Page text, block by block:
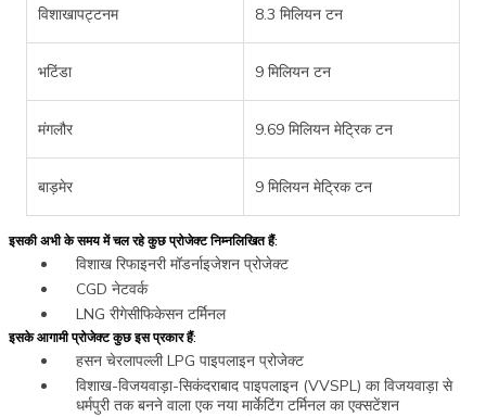
विशाखापट्टनम 8.3 मिलियन टन
भटिंडा 9 मिलियन टन
मंगलौर 9.69 मिलियन मेट्रिक टन
बाड़मेर 9 मिलियन मेट्रिक टन
इसकी अभी के समय में चल रहे कुछ प्रोजेक्ट निम्नलिखित हैं:
विशाख रिफाइनरी मॉडर्नाइजेशन प्रोजेक्ट
CGD नेटवर्क
LNG रीगेसीफिकेसन टर्मिनल
इसके आगामी प्रोजेक्ट कुछ इस प्रकार हैं:
हसन चेरलापल्ली LPG पाइपलाइन प्रोजेक्ट
विशाख-विजयवाड़ा-सिकंदराबाद पाइपलाइन (VVSPL) का विजयवाड़ा से
धर्मपुरी तक बनने वाला एक नया मार्केटिंग टर्मिनल का एक्सटेंशन